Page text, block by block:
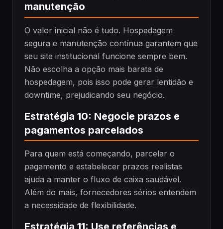
manutenção
O valor inicial não é tudo. Hospedagem
segura e manutenção contínua garantem que
seu site institucional funcione sempre bem.
Não escolha a opção mais barata de
hospedagem, pois isso pode gerar lentidão e
downtime, prejudicando seu negócio.
Estratégia 10: Negocie prazos e
pagamentos parcelados
Para quem está começando, parcelar o
pagamento e estabelecer prazos realistas
ajuda a manter o fluxo de caixa saudável.
Além do mais, fornecedores sérios entendem
a necessidade de flexibilidade.
Estratégia 11: Use referências e